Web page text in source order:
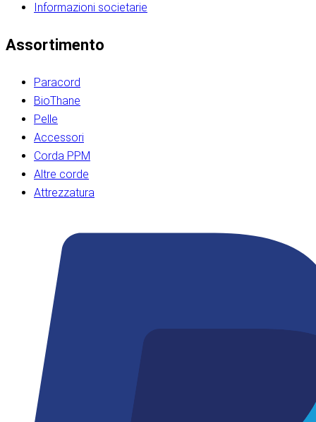
Informazioni societarie​​​​‌ ‍ ​‍​‍‌‍ ‌ ​‍‌‍‍‌‌‍‌ ‌‍‍‌‌‍ ‍​‍​‍​ ‍‍​‍​‍‌ ​ ‌‍​‌‌‍ ‍‌‍‍‌‌ ‌​‌ ‍‌​‍ ‍‌‍‍‌‌‍ ​‍​‍​‍ ​​‍​‍‌‍‍​‌ ​‍‌‍‌‌‌‍‌‍​‍​‍​ ‍‍​‍​‍‌‍‍​‌ ‌​‌ ‌​‌ ​​‌ ​ ​ ‍‍​‍ ​‍ ‌ ​​‌‍​‌‌ ​‍‌‍​‌‌‍​ ‌‍ ‌ ​‍‌‍‌​​‍ ‍‌ ​ ‌‍​‌‌‍ ‍‌‍‍‌‌ ‌​‌ ‍‌​‍ ‍‌ ​ ‌ ‌​‌ ‌‌‌‍‌​‌‍‍‌‌‍ ​‍ ‌‍‍‌‌‍ ‍‌ ‌​‌‍‌‌‌‍ ‍‌ ‌​​‍ ‌‍‌‌‌‍‌​‌‍‍‌‌ ‌​​‍ ‌‍ ‌‌‍ ‌‍‌​‌‍‌‌​ ‌‌ ​​‌ ​‍‌‍‌‌‌ ​ ‌‍‌‌‌‍ ‍‌ ‌​‌‍​‌‌ ‌​‌‍‍‌‌‍ ‌‍ ‍​ ‍ ‌‍‍‌‌‍‌​​ ‌‌‍‌‍‌‍ ‌‍ ‌ ‌​‌‍‌‌‌ ​‍​‍ ‌‌‍​‍‌ ​‍‌‍​‌‌‍ ‍‌‍‌​​‍ ‌‌‍‍‌‌‍ ‌‌ ​​‌ ​‍‌‍‍‌‌‍ ‍‌ ‌​​ ‍ ‌ ‌​‌ ‍‌‌ ​​‌‍‌‌​ ‌‌ ‌​‌ ​‍‌‍​‌‌‍ ‍‌ ​ ‌‍ ​‌‍​‌‌ ‌​‌‍‌‌‌‍‌​​‍ ‌‌‍ ‌‌‍‌‌‌ ​ ‌ ​ ‌‍​‌‌‍‌ ‌‍‌‌​ ‍ ‌ ​​‌‍​‌‌ ‌​‌‍‍​​ ‌‌ ‌‍‌‍​‌‌‍ ​‌ ‌‌‌‍‌‌​‍ ‍‌‍‍‌‌ ‌​‌‌ ‌​‍‌‌‌‌​​ ‌‍​‍‌‍​‌‌ ​ ‌‍‌‌‌‌‌‌‌ ​‍‌‍ ​​ ‌‌‍‍​‌ ‌​‌ ‌​‌ ​​‌ ​ ​‍‌‌​ ​ ‌​​‌​‍‌‌​ ​‍‌​‌‍​‍‌‌​ ​‍‌​‌‍‌ ​​‌‍​‌‌ ​‍‌‍​‌‌‍​ ‌‍ ‌ ​‍‌‍‌​​‍ ‍‌ ​ ‌‍​‌‌‍ ‍‌‍‍‌‌ ‌​‌ ‍‌​‍ ‍‌ ​ ‌ ‌​‌ ‌‌‌‍‌​‌‍‍‌‌‍ ​‍‌‍‌‍‍‌‌‍‌​​ ‌‌‍‌‍‌‍ ‌‍ ‌ ‌​‌‍‌‌‌ ​‍​‍ ‌‌‍​‍‌ ​‍‌‍​‌‌‍ ‍‌‍‌​​‍ ‌‌‍‍‌‌‍ ‌‌ ​​‌ ​‍‌‍‍‌‌‍ ‍‌ ‌​​‍‌‍‌ ‌​‌ ‍‌‌ ​​‌‍‌‌​ ‌‌ ‌​‌ ​‍‌‍​‌‌‍ ‍‌ ​ ‌‍ ​‌‍​‌‌ ‌​‌‍‌‌‌‍‌​​‍ ‌‌‍ ‌‌‍‌‌‌ ​ ‌ ​ ‌‍​‌‌‍‌ ‌‍‌‌​‍‌‍‌ ​​‌‍​‌‌ ‌​‌‍‍​​ ‌‌ ‌‍‌‍​‌‌‍ ​‌ ‌‌‌‍‌‌​‍ ‍‌‍‍‌‌ ‌​‌‌ ‌​‍‌‌‌‌​​‍‌‍‌ ​​‌‍‌‌‌ ​‍‌ ​ ‌ ​​‌‍‌‌‌‍​ ‌ ‌​‌‍‍‌‌ ‌‍‌‍‌‌​ ‌‌ ​​‌ ‌‌‌‍​‍‌‍ ​‌‍‍‌‌ ​ ‌‍‍​‌‍‌‌‌‍‌​​‍​‍‌ ‌​​​​‌ ‍ ​‍​‍‌‍ ‌ ​‍‌‍‍‌‌‍‌ ‌‍‍‌‌‍ ‍​‍​‍​ ‍‍​‍​‍‌ ​ ‌‍​‌‌‍ ‍‌‍‍‌‌ ‌​‌ ‍‌​‍ ‍‌‍‍‌‌‍ ​‍​‍​‍ ​​‍​‍‌‍‍​‌ ​‍‌‍‌‌‌‍‌‍​‍​‍​ ‍‍​‍​‍‌‍‍​‌ ‌​‌ ‌​‌ ​​‌ ​ ​ ‍‍​‍ ​‍ ‌ ​​‌‍​‌‌ ​‍‌‍​‌‌‍​ ‌‍ ‌ ​‍‌‍‌​​‍ ‍‌ ​ ‌‍​‌‌‍ ‍‌‍‍‌‌ ‌​‌ ‍‌​‍ ‍‌ ​ ‌ ‌​‌ ‌‌‌‍‌​‌‍‍‌‌‍ ​‍ ‌‍‍‌‌‍ ‍‌ ‌​‌‍‌‌‌‍ ‍‌ ‌​​‍ ‌‍‌‌‌‍‌​‌‍‍‌‌ ‌​​‍ ‌‍ ‌‌‍ ‌‍‌​‌‍‌‌​ ‌‌ ​​‌ ​‍‌‍‌‌‌ ​ ‌‍‌‌‌‍ ‍‌ ‌​‌‍​‌‌ ‌​‌‍‍‌‌‍ ‌‍ ‍​ ‍ ‌‍‍‌‌‍‌​​ ‌‌‍‌‍‌‍ ‌‍ ‌ ‌​‌‍‌‌‌ ​‍​‍ ‌‌‍​‍‌ ​‍‌‍​‌‌‍ ‍‌‍‌​​‍ ‌‌‍‍‌‌‍ ‌‌ ​​‌ ​‍‌‍‍‌‌‍ ‍‌ ‌​​ ‍ ‌ ‌​‌ ‍‌‌ ​​‌‍‌‌​ ‌‌ ‌​‌ ​‍‌‍​‌‌‍ ‍‌ ​ ‌‍ ​‌‍​‌‌ ‌​‌‍‌‌‌‍‌​​‍ ‌‌‍ ‌‌‍‌‌‌ ​ ‌ ​ ‌‍​‌‌‍‌ ‌‍‌‌​ ‍ ‌ ​​‌‍​‌‌ ‌​‌‍‍​​ ‌‌ ‌‍‌‍​‌‌‍ ​‌ ‌‌‌‍‌‌​‍ ‍‌‍‍‌‌ ‌​‌‌ ‌​‍‌‌‌‌​​ ‌‍​‍‌‍​‌‌ ​ ‌‍‌‌‌‌‌‌‌ ​‍‌‍ ​​ ‌‌‍‍​‌ ‌​‌ ‌​‌ ​​‌ ​ ​‍‌‌​ ​ ‌​​‌​‍‌‌​ ​‍‌​‌‍​‍‌‌​ ​‍‌​‌‍‌ ​​‌‍​‌‌ ​‍‌‍​‌‌‍​ ‌‍ ‌ ​‍‌‍‌​​‍ ‍‌ ​ ‌‍​‌‌‍ ‍‌‍‍‌‌ ‌​‌ ‍‌​‍ ‍‌ ​ ‌ ‌​‌ ‌‌‌‍‌​‌‍‍‌‌‍ ​‍‌‍‌‍‍‌‌‍‌​​ ‌‌‍‌‍‌‍ ‌‍ ‌ ‌​‌‍‌‌‌ ​‍​‍ ‌‌‍​‍‌ ​‍‌‍​‌‌‍ ‍‌‍‌​​‍ ‌‌‍‍‌‌‍ ‌‌ ​​‌ ​‍‌‍‍‌‌‍ ‍‌ ‌​​‍‌‍‌ ‌​‌ ‍‌‌ ​​‌‍‌‌​ ‌‌ ‌​‌ ​‍‌‍​‌‌‍ ‍‌ ​ ‌‍ ​‌‍​‌‌ ‌​‌‍‌‌‌‍‌​​‍ ‌‌‍ ‌‌‍‌‌‌ ​ ‌ ​ ‌‍​‌‌‍‌ ‌‍‌‌​‍‌‍‌ ​​‌‍​‌‌ ‌​‌‍‍​​ ‌‌ ‌‍‌‍​‌‌‍ ​‌ ‌‌‌‍‌‌​‍ ‍‌‍‍‌‌ ‌​‌‌ ‌​‍‌‌‌‌​​‍‌‍‌ ​​‌‍‌‌‌ ​‍‌ ​ ‌ ​​‌‍‌‌‌‍​ ‌ ‌​‌‍‍‌‌ ‌‍‌‍‌‌​ ‌‌ ​​‌ ‌‌‌‍​‍‌‍ ​‌‍‍‌‌ ​ ‌‍‍​‌‍‌‌‌‍‌​​‍​‍‌ ‌
Assortimento
Paracord
BioThane
Pelle
Accessori
Corda PPM
Altre corde
Attrezzatura